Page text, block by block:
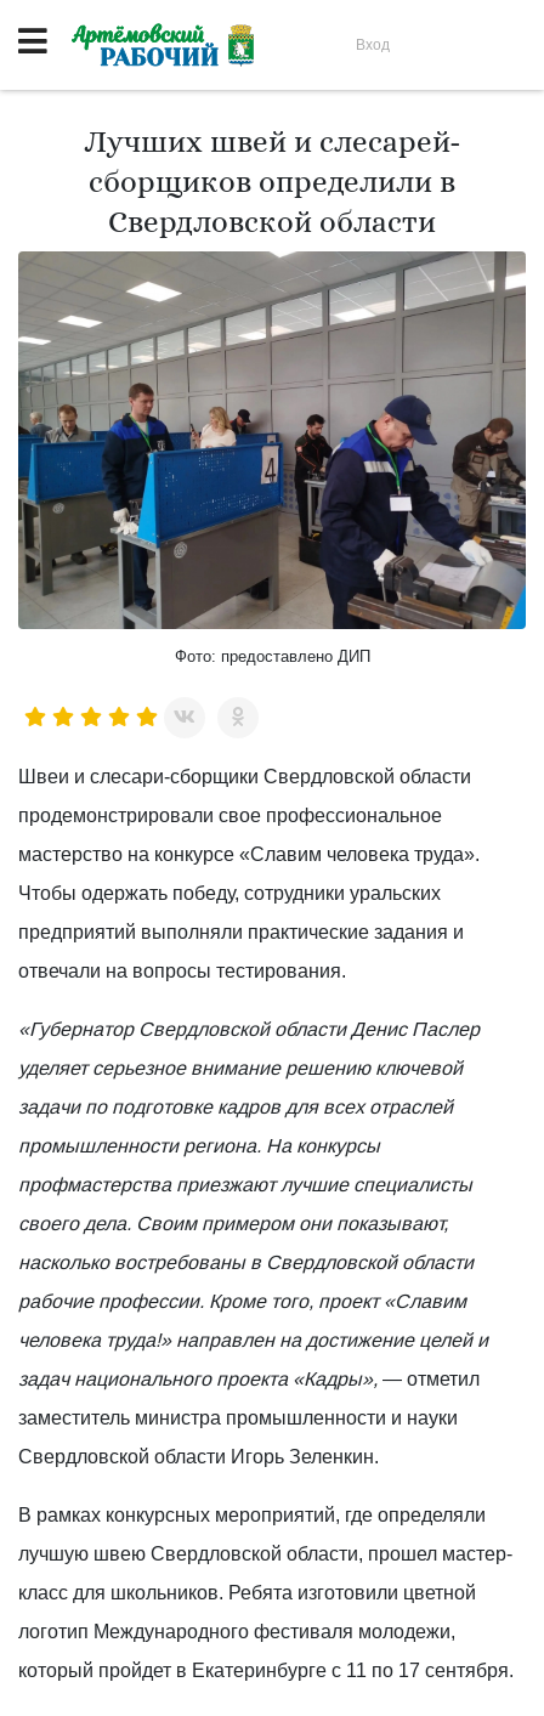
Вход
Лучших швей и слесарей-
сборщиков определили в
Свердловской области
Фото: предоставлено ДИП
Швеи и слесари-сборщики Свердловской области
продемонстрировали свое профессиональное
мастерство на конкурсе «Славим человека труда».
Чтобы одержать победу, сотрудники уральских
предприятий выполняли практические задания и
отвечали на вопросы тестирования.
«Губернатор Свердловской области Денис Паслер
уделяет серьезное внимание решению ключевой
задачи по подготовке кадров для всех отраслей
промышленности региона. На конкурсы
профмастерства приезжают лучшие специалисты
своего дела. Своим примером они показывают,
насколько востребованы в Свердловской области
рабочие профессии. Кроме того, проект «Славим
человека труда!» направлен на достижение целей и
задач национального проекта «Кадры», — отметил
заместитель министра промышленности и науки
Свердловской области Игорь Зеленкин.
В рамках конкурсных мероприятий, где определяли
лучшую швею Свердловской области, прошел мастер-
класс для школьников. Ребята изготовили цветной
логотип Международного фестиваля молодежи,
который пройдет в Екатеринбурге с 11 по 17 сентября.